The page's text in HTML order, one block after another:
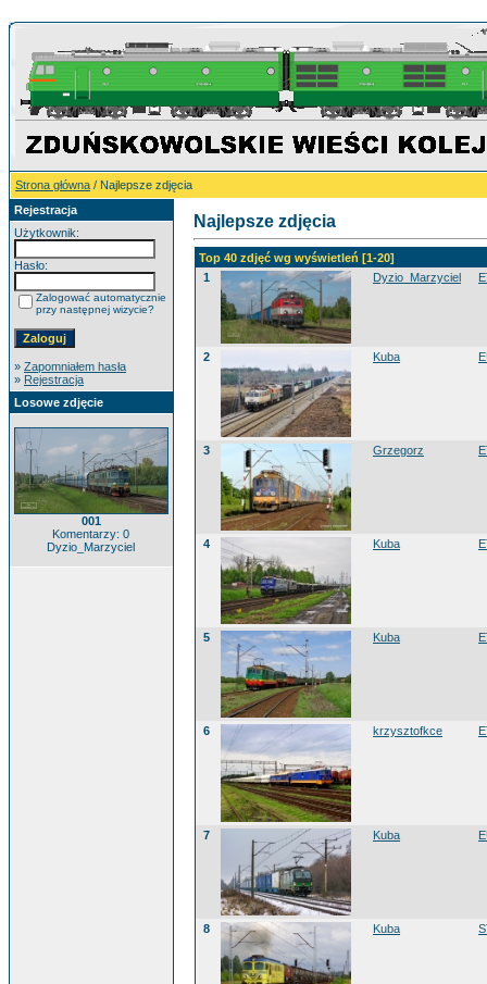
Strona główna / Najlepsze zdjęcia
Rejestracja
Użytkownik:
Hasło:
Zalogować automatycznie
przy następnej wizycie?
» Zapomniałem hasła
» Rejestracja
Losowe zdjęcie
001
Komentarzy: 0
Dyzio_Marzyciel
Najlepsze zdjęcia
Top 40 zdjęć wg wyświetleń [1-20]
1
Dyzio_Marzyciel
2 Kuba
3 Grzegorz
4 Kuba
5 Kuba
6 krzysztofkce
7 Kuba
8 Kuba